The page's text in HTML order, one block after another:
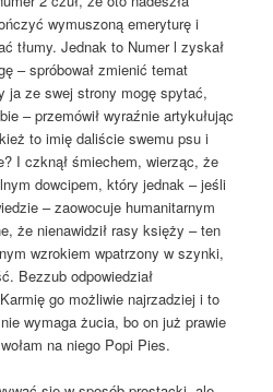
wymuszoną emeryturę i
tłumy. Jednak to Numer l zyskał
– spróbował zmienić temat
ja ze swej strony mogę spytać,
– przemówił wyraźnie artykułując
to imię daliście swemu psu i
I czknął śmiechem, wierząc, że
dowcipem, który jednak – jeśli
– zaowocuje humanitarnym
że nienawidził rasy księży – ten
wzrokiem wpatrzony w szynki,
Bezzub odpowiedział
go możliwie najrzadziej i to
wymaga żucia, bo on już prawie
na niego Popi Pies.